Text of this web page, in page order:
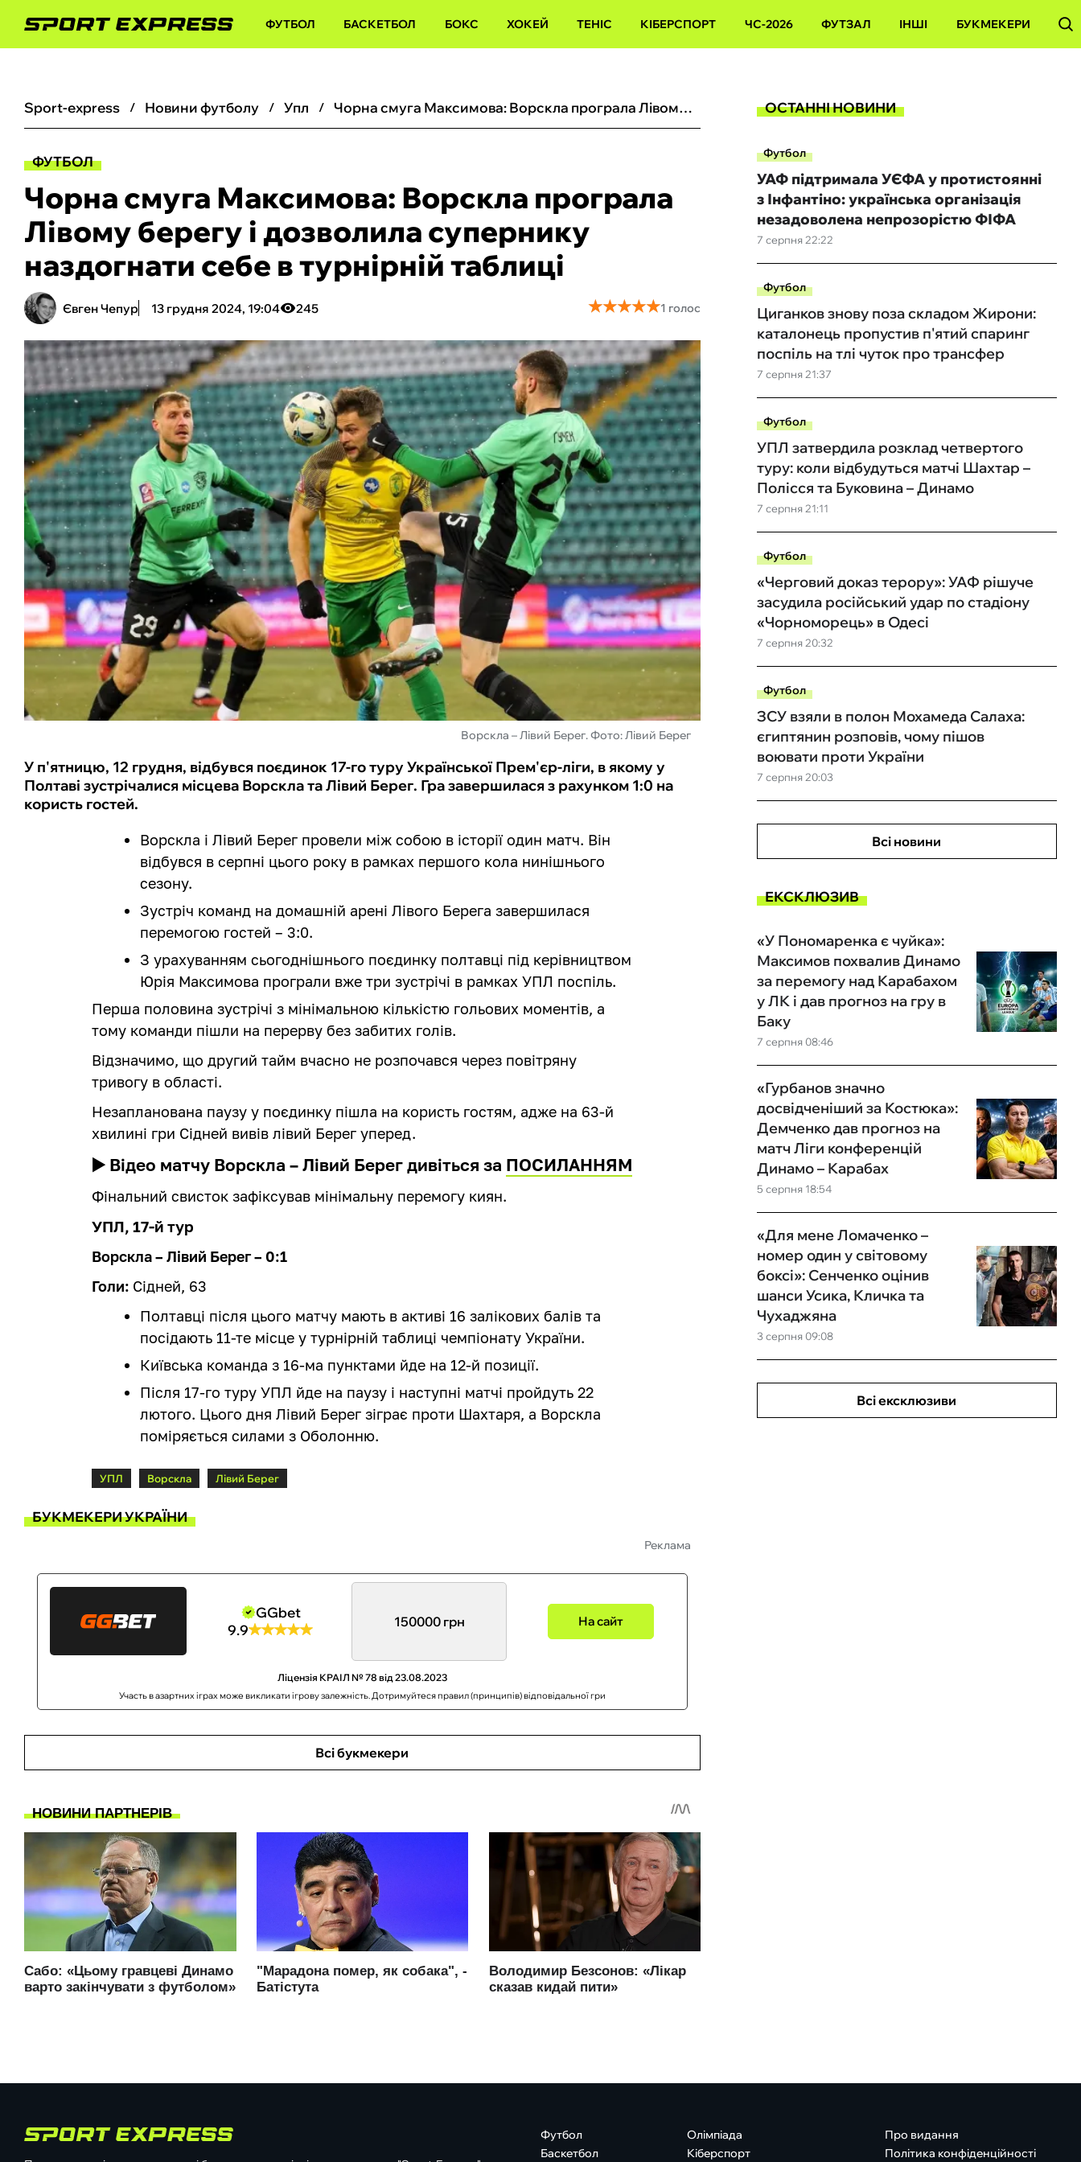
ФУТБОЛ БАСКЕТБОЛ БОКС ХОКЕЙ ТЕНІС КІБЕРСПОРТ ЧС-2026 ФУТЗАЛ ІНШІ БУКМЕКЕРИ
sport-express новини футболу упл Чорна смуга Максимова: Ворскла програла Лівому берегу і дозволила супернику наздогнати себе в турнірній таблиці
ФУТБОЛ
Чорна смуга Максимова: Ворскла програла
Лівому берегу і дозволила супернику
наздогнати себе в турнірній таблиці
Євген Чепур 13 грудня 2024, 19:04 245 ★★★★★
★★★★★1 голос
Ворскла – Лівий Берег. Фото: Лівий Берег
У п'ятницю, 12 грудня, відбувся поєдинок 17-го туру Української Прем'єр-ліги, в якому у
Полтаві зустрічалися місцева Ворскла та Лівий Берег. Гра завершилася з рахунком 1:0 на
користь гостей.
Ворскла і Лівий Берег провели між собою в історії один матч. Він
відбувся в серпні цього року в рамках першого кола нинішнього
сезону.
Зустріч команд на домашній арені Лівого Берега завершилася
перемогою гостей – 3:0.
З урахуванням сьогоднішнього поєдинку полтавці під керівництвом
Юрія Максимова програли вже три зустрічі в рамках УПЛ поспіль.
Перша половина зустрічі з мінімальною кількістю гольових моментів, а
тому команди пішли на перерву без забитих голів.
Відзначимо, що другий тайм вчасно не розпочався через повітряну
тривогу в області.
Незапланована паузу у поєдинку пішла на користь гостям, адже на 63-й
хвилині гри Сідней вивів лівий Берег уперед.
▶️ Відео матчу Ворскла – Лівий Берег дивіться за ПОСИЛАННЯМ
Фінальний свисток зафіксував мінімальну перемогу киян.
УПЛ, 17-й тур
Ворскла – Лівий Берег – 0:1
Голи: Сідней, 63
Полтавці після цього матчу мають в активі 16 залікових балів та
посідають 11-те місце у турнірній таблиці чемпіонату України.
Київська команда з 16-ма пунктами йде на 12-й позиції.
Після 17-го туру УПЛ йде на паузу і наступні матчі пройдуть 22
лютого. Цього дня Лівий Берег зіграє проти Шахтаря, а Ворскла
поміряється силами з Оболонню.
УПЛ Ворскла Лівий Берег
БУКМЕКЕРИ УКРАЇНИ
Реклама
GGbet
9.9
150000 грн На сайт
Ліцензія КРАІЛ № 78 від 23.08.2023
Участь в азартних іграх може викликати ігрову залежність. Дотримуйтеся правил (принципів) відповідальної гри
Всі букмекери
ОСТАННІ НОВИНИ
Футбол
7 серпня 22:22
УАФ підтримала УЄФА у протистоянні
з Інфантіно: українська організація
незадоволена непрозорістю ФІФА
Футбол
7 серпня 21:37
Циганков знову поза складом Жирони:
каталонець пропустив п'ятий спаринг
поспіль на тлі чуток про трансфер
Футбол
7 серпня 21:11
УПЛ затвердила розклад четвертого
туру: коли відбудуться матчі Шахтар –
Полісся та Буковина – Динамо
Футбол
7 серпня 20:32
«Черговий доказ терору»: УАФ рішуче
засудила російський удар по стадіону
«Чорноморець» в Одесі
Футбол
7 серпня 20:03
ЗСУ взяли в полон Мохамеда Салаха:
єгиптянин розповів, чому пішов
воювати проти України
Всі новини
ЕКСКЛЮЗИВ
7 серпня 08:46
«У Пономаренка є чуйка»:
Максимов похвалив Динамо
за перемогу над Карабахом
у ЛК і дав прогноз на гру в
Баку
5 серпня 18:54
«Гурбанов значно
досвідченіший за Костюка»:
Демченко дав прогноз на
матч Ліги конференцій
Динамо – Карабах
3 серпня 09:08
«Для мене Ломаченко –
номер один у світовому
боксі»: Сенченко оцінив
шанси Усика, Кличка та
Чухаджяна
Всі ексклюзиви
Футбол
Баскетбол
Олімпіада
Кіберспорт
Про видання
Політика конфіденційності